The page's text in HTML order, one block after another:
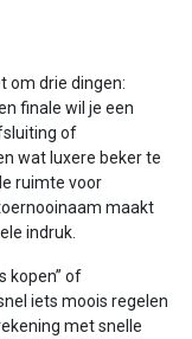
om drie dingen:
finale wil je een
of
wat luxere beker te
ruimte voor
maakt
indruk.
kopen” of
iets moois regelen
met snelle